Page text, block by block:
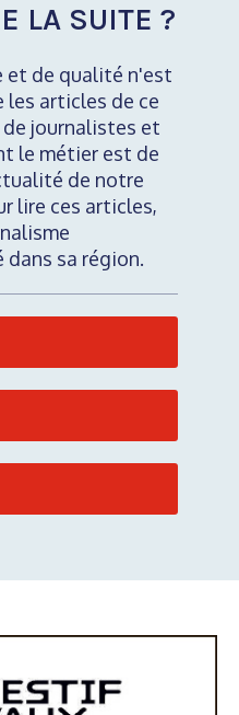
LA SUITE ?
et de qualité n'est
les articles de ce
de journalistes et
le métier est de
de notre
lire ces articles,
sa région.